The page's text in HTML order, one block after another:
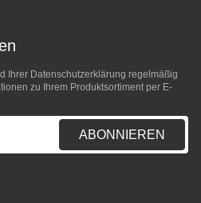
Ihrer Datenschutzerklärung regelmäßig
zu Ihrem Produktsortiment per E-
ABONNIEREN